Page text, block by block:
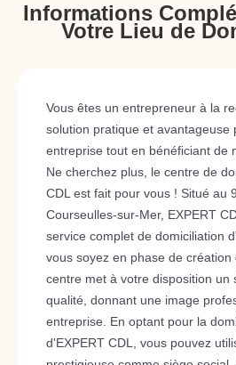
Informations
Votre Lieu de
Vous êtes un entrepreneur à la
solution pratique et avantageuse
entreprise tout en bénéficiant de
Ne cherchez plus, le centre de
CDL est fait pour vous ! Situé au
Courseulles-sur-Mer, EXPERT
service complet de domiciliation
vous soyez en phase de création
centre met à votre disposition un
qualité, donnant une image
entreprise. En optant pour la
d'EXPERT CDL, vous pouvez